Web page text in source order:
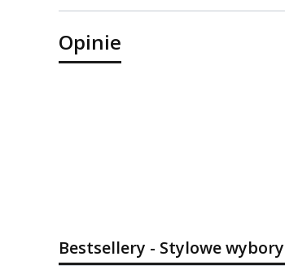
Opinie
Bestsellery - Stylowe